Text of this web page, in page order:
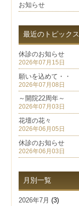
お知らせ
最近のトピックス
休診のお知らせ
2026年07月15日
願いを込めて・・
2026年07月08日
～開院22周年～
2026年07月03日
花壇の花々
2026年06月05日
休診のお知らせ
2026年06月03日
月別一覧
2026年7月 (3)